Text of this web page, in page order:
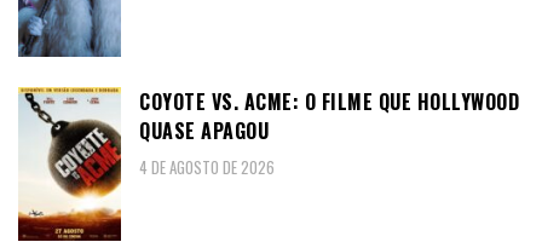
COYOTE VS. ACME: O FILME QUE HOLLYWOOD
QUASE APAGOU
4 DE AGOSTO DE 2026